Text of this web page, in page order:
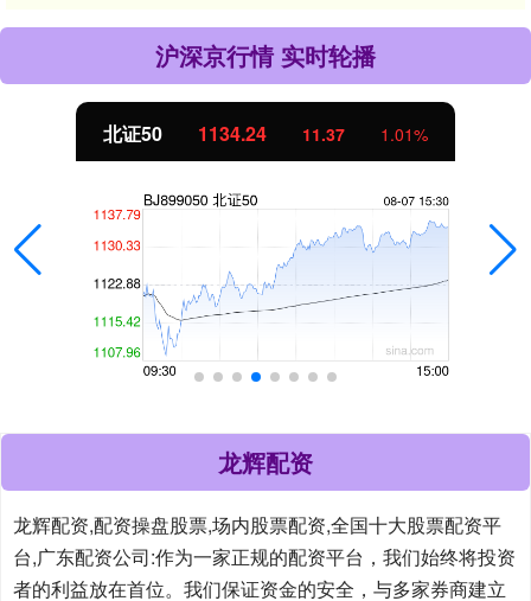
沪深京行情 实时轮播
北证50 1134.24 11.37 1.01%
龙辉配资
龙辉配资,配资操盘股票,场内股票配资,全国十大股票配资平
台,广东配资公司:作为一家正规的配资平台，我们始终将投资
者的利益放在首位。我们保证资金的安全，与多家券商建立